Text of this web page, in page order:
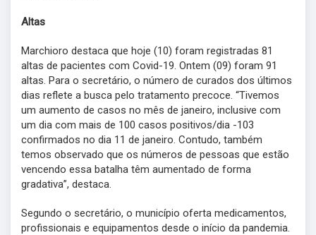
Altas
Marchioro destaca que hoje (10) foram registradas 81
altas de pacientes com Covid-19. Ontem (09) foram 91
altas. Para o secretário, o número de curados dos últimos
dias reflete a busca pelo tratamento precoce. “Tivemos
um aumento de casos no mês de janeiro, inclusive com
um dia com mais de 100 casos positivos/dia -103
confirmados no dia 11 de janeiro. Contudo, também
temos observado que os números de pessoas que estão
vencendo essa batalha têm aumentado de forma
gradativa”, destaca.
Segundo o secretário, o município oferta medicamentos,
profissionais e equipamentos desde o início da pandemia.